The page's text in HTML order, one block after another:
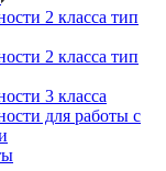
2 класса тип
2 класса тип
3 класса
для работы с